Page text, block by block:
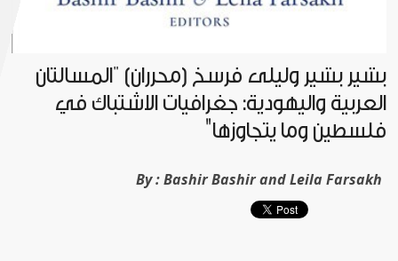
بشير بشير وليلى فرسخ (محرران) "المسألتان
العربية واليهودية: جغرافيات الاشتباك في
فلسطين وما يتجاوزها"
By :Bashir Bashir and Leila Farsakh